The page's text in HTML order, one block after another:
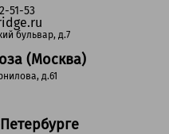
51-53
бульвар, д.7
(Москва)
д.61